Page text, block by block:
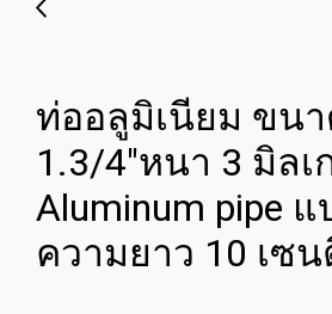
ท่ออลูมิเนียม ขน
1.3/4"หนา 3 มิลเ
Aluminum pipe แ
ความยาว 10 เซ